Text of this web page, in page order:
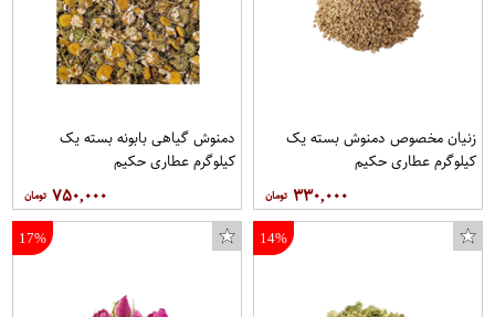
زنیان مخصوص دمنوش بسته یک
کیلوگرم عطاری حکیم
۳۳۰,۰۰۰
دمنوش گیاهی بابونه بسته یک
کیلوگرم عطاری حکیم
۷۵۰,۰۰۰
14%
17%